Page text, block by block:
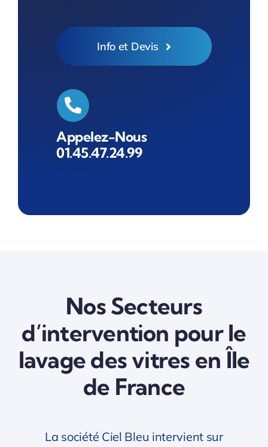
Info et Devis
Appelez-Nous
01.45.47.24.99
Nos Secteurs
d’intervention pour le
lavage des vitres en Île
de France
La société Ciel Bleu intervient sur